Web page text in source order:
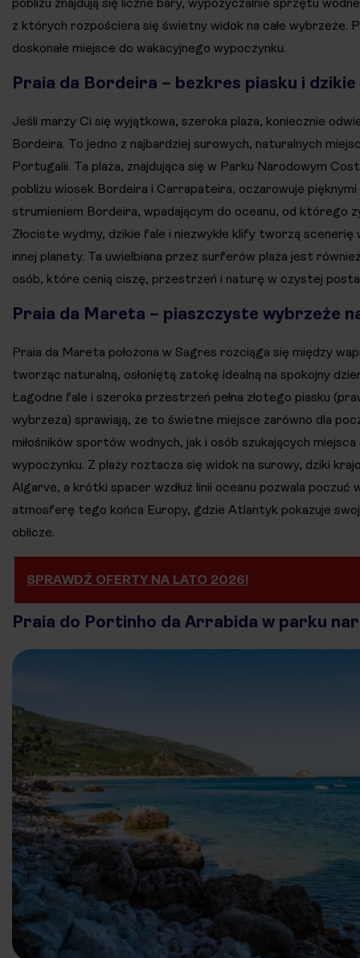
pobliżu znajdują się liczne bary, wypożyczalnie sprzętu
z których rozpościera się świetny widok na całe wybrzeże.
doskonałe miejsce do wakacyjnego wypoczynku.
Praia da Bordeira – bezkres piasku i
Jeśli marzy Ci się wyjątkowa, szeroka plaża, koniecznie
Bordeira. To jedno z najbardziej surowych, naturalnych
Portugalii. Ta plaża, znajdująca się w Parku Narodowym
pobliżu wiosek Bordeira i Carrapateira, oczarowuje pięknymi
strumieniem Bordeira, wpadającym do oceanu, od którego
Złociste wydmy, dzikie fale i niezwykłe klify tworzą scenerię
innej planety. Ta uwielbiana przez surferów plaża jest
osób, które cenią ciszę, przestrzeń i naturę w czystej
Praia da Mareta – piaszczyste wybrzeże
Praia da Mareta położona w Sagres rozciąga się między
tworząc naturalną, osłoniętą zatokę idealną na spokojny
Łagodne fale i szeroka przestrzeń pełna złotego piasku
wybrzeża) sprawiają, że to świetne miejsce zarówno dla
miłośników sportów wodnych, jak i osób szukających
wypoczynku. Z plaży roztacza się widok na surowy, dziki
Algarve, a krótki spacer wzdłuż linii oceanu pozwala poczuć
atmosferę tego końca Europy, gdzie Atlantyk pokazuje
oblicze.
SPRAWDŹ OFERTY NA LATO 2026!
Praia do Portinho da Arrabida w parku